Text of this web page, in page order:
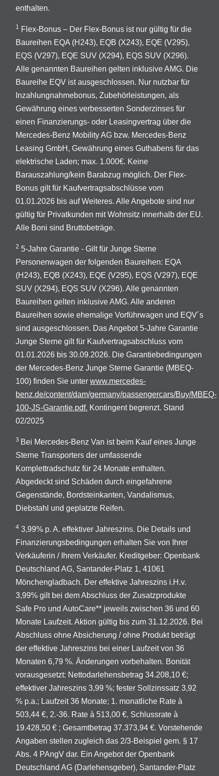
enthalten.
1 Flex-Bonus – Der Flex-Bonus ist nur gültig für die
Baureihen EQA (H243), EQB (X243), EQE (V295),
EQS (V297), EQE SUV (X294), EQS SUV (X296).
Alle genannten Baureihen gelten inklusive AMG. Die
Baureihe EQV ist ausgeschlossen. Nur nutzbar für
Inzahlungnahmebonus, Zubehörleistungen, als
Gewährung eines verbesserten Sonderzinses für
einen Finanzierungs- oder Leasingvertrag über die
Mercedes-Benz Mobility AG bzw. Mercedes-Benz
Leasing GmbH, Gewährung eines Guthabens für das
elektrische Laden; max. 1.000€. Keine
Barauszahlung/kein Barabzug möglich. Der Flex-
Bonus gilt für Kaufvertragsabschlüsse vom
01.01.2026 bis auf Weiteres. Alle Angebote sind nur
gültig für Privatkunden mit Wohnsitz innerhalb der EU.
Alle Boni sind Bruttobeträge.
2 5-Jahre Garantie - Gilt für Junge Sterne
Personenwagen der folgenden Baureihen: EQA
(H243), EQB (X243), EQE (V295), EQS (V297), EQE
SUV (X294), EQS SUV (X296). Alle genannten
Baureihen gelten inklusive AMG. Alle anderen
Baureihen sowie ehemalige Vorführwagen und EQV´s
sind ausgeschlossen. Das Angebot 5-Jahre Garantie
Junge Sterne gilt für Kaufvertragsabschluss vom
01.01.2026 bis 30.09.2026. Die Garantiebedingungen
der Mercedes-Benz Junge Sterne Garantie (MBEQ-
100) finden Sie unter www.mercedes-
benz.de/content/dam/germany/passengercars/Buy/MBEQ-
100-JS-Garantie.pdf. Kontingent begrenzt. Stand
02/2025
3 Bei Mercedes-Benz Van ist beim Kauf eines Junge
Sterne Transporters der umfassende
Komplettradschutz für 24 Monate enthalten.
Abgedeckt sind Schäden durch eingefahrene
Gegenstände, Bordsteinkanten, Vandalismus,
Diebstahl und geplatzte Reifen.
4 3,99% p. A. effektiver Jahreszins. Die Details und
Finanzierungsbedingungen erhalten Sie von Ihrer
Verkäuferin / Ihrem Verkäufer. Kreditgeber: Openbank
Deutschland AG, Santander-Platz 1, 41061
Mönchengladbach. Der effektive Jahreszins i.H.v.
3,99% gilt bei dem Abschluss der Zusatzprodukte
Safe Pro und AutoCare** jeweils zwischen 36 und 60
Monate Laufzeit. Aktion gültig bis zum 31.12.2026. Bei
Abschluss ohne Absicherung / ohne Produkt beträgt
der effektive Jahreszins bei einer Laufzeit von 36
Monaten 6,79 %. Änderungen vorbehalten. Bonität
vorausgesetzt: Nettodarlehensbetrag 34.208,10 €;
effektiver Jahreszins 3,99 %; fester Sollzinssatz 3,92
% p.a.; Laufzeit 36 Monate; 1. monatliche Rate à
503,44 €, 2.-36. Rate à 513,00 €, Schlussrate à
19.428,50 € ; Gesamtbetrag 37.373,94 €. Vorstehende
Angaben stellen zugleich das 2/3-Beispiel gem. § 17
Abs. 4 PAngV dar. Ein Angebot der Openbank
Deutschland AG (Darlehensgeber), Santander-Platz